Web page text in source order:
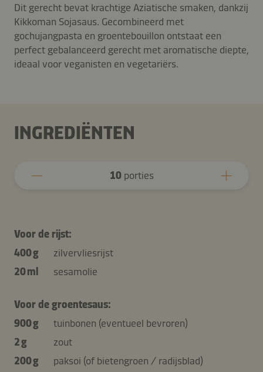
Dit gerecht bevat krachtige Aziatische smaken, dankzij
Kikkoman Sojasaus. Gecombineerd met
gochujangpasta en groentebouillon ontstaat een
perfect gebalanceerd gerecht met aromatische diepte,
ideaal voor veganisten en vegetariërs.
INGREDIËNTEN
10porties
Voor de rijst:
400 g
zilvervliesrijst
20 ml
sesamolie
Voor de groentesaus:
900 g
tuinbonen (eventueel bevroren)
2 g
zout
200 g
paksoi (of bietengroen / radijsblad)